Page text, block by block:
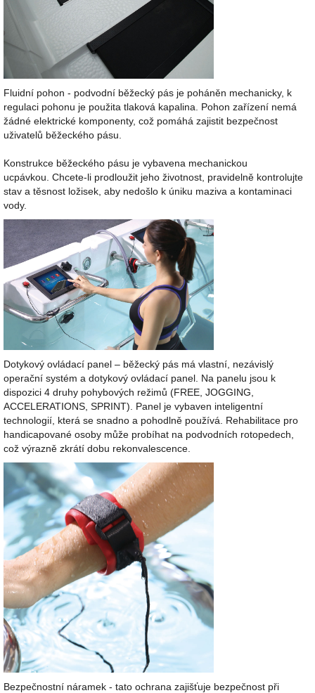
Fluidní pohon - podvodní běžecký pás je poháněn mechanicky, k
regulaci pohonu je použita tlaková kapalina. Pohon zařízení nemá
žádné elektrické komponenty, což pomáhá zajistit bezpečnost
uživatelů běžeckého pásu.
Konstrukce běžeckého pásu je vybavena mechanickou
ucpávkou. Chcete-li prodloužit jeho životnost, pravidelně kontrolujte
stav a těsnost ložisek, aby nedošlo k úniku maziva a kontaminaci
vody.
Dotykový ovládací panel – běžecký pás má vlastní, nezávislý
operační systém a dotykový ovládací panel. Na panelu jsou k
dispozici 4 druhy pohybových režimů (FREE, JOGGING,
ACCELERATIONS, SPRINT). Panel je vybaven inteligentní
technologií, která se snadno a pohodlně používá. Rehabilitace pro
handicapované osoby může probíhat na podvodních rotopedech,
což výrazně zkrátí dobu rekonvalescence.
Bezpečnostní náramek - tato ochrana zajišťuje bezpečnost při